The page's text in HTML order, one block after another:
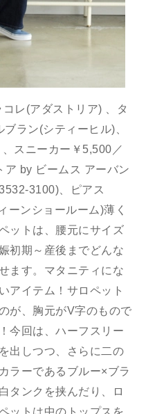
コレ (アダストリア) 、タ
ブラン(シティーヒル)、
、スニーカー￥5,500／
by ビームス アーバン
3100)、ピアス
ーンショールーム)薄く
ットは、腰元にサイズ
初期～産後までどんな
ます。マタニティにな
アイテム！サロペット
が、胸元がV字のもので
今回は、ハーフスリー
出しつつ、さらに二の
ラーであるブルー×ブラ
タンクを挟んだり、ロ
ットは中のトップスを